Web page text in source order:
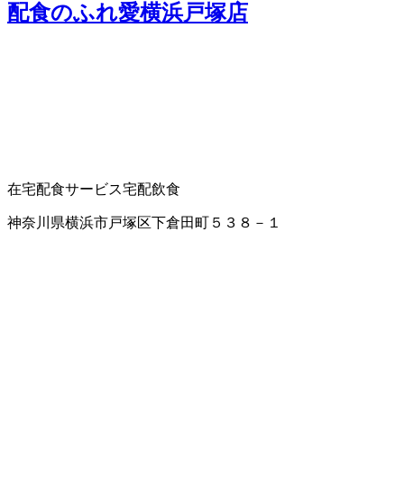
配食のふれ愛横浜戸塚店
在宅配食サービス宅配飲食
神奈川県横浜市戸塚区下倉田町５３８－１